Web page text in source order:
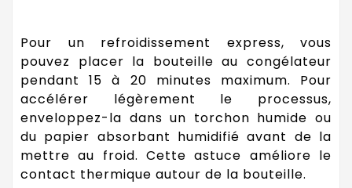
Pour un refroidissement express, vous
pouvez placer la bouteille au congélateur
pendant 15 à 20 minutes maximum. Pour
accélérer légèrement le processus,
enveloppez-la dans un torchon humide ou
du papier absorbant humidifié avant de la
mettre au froid. Cette astuce améliore le
contact thermique autour de la bouteille.